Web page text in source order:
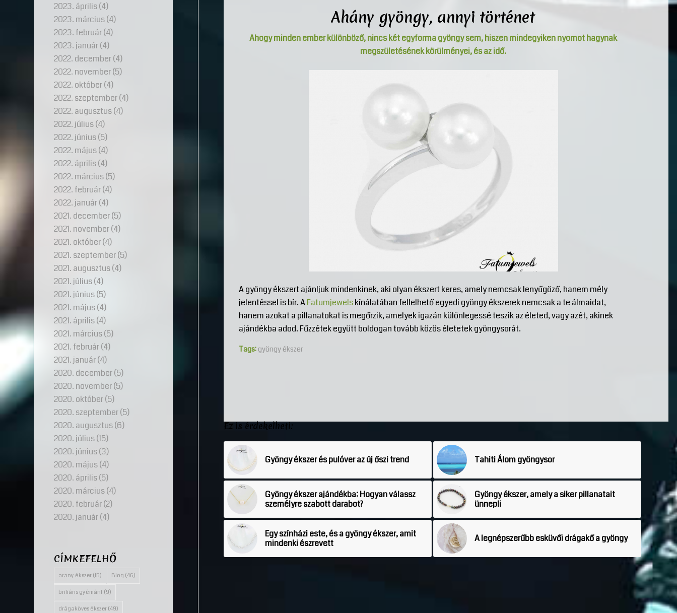
Ahány gyöngy, annyi történet
Ahogy minden ember különböző, nincs két egyforma gyöngy sem, hiszen mindegyiken nyomot hagynak
megszületésének körülményei, és az idő.
A gyöngy ékszert ajánljuk mindenkinek, aki olyan ékszert keres, amely nemcsak lenyűgöző, hanem mély
jelentéssel is bír. AFatumjewelskínálatában fellelhető egyedi gyöngy ékszerek nemcsak a te álmaidat,
hanem azokat a pillanatokat is megőrzik, amelyek igazán különlegessé teszik az életed, vagy azét, akinek
ajándékba adod. Fűzzétek együtt boldogan tovább közös életetek gyöngysorát.
Tags: gyöngy ékszer
Ez is érdekelheti:
Gyöngy ékszer és pulóver az új őszi trend Tahiti Álom gyöngysor
Gyöngy ékszer ajándékba: Hogyan válassz
személyre szabott darabot?
Gyöngy ékszer, amely a siker pillanatait
ünnepli
Egy színházi este, és a gyöngy ékszer, amit
mindenki észrevett
A legnépszerűbb esküvői drágakő a gyöngy
2023. április(4)
2023. március(4)
2023. február(4)
2023. január(4)
2022. december(4)
2022. november(5)
2022. október(4)
2022. szeptember(4)
2022. augusztus(4)
2022. július(4)
2022. június(5)
2022. május(4)
2022. április(4)
2022. március(5)
2022. február(4)
2022. január(4)
2021. december(5)
2021. november(4)
2021. október(4)
2021. szeptember(5)
2021. augusztus(4)
2021. július(4)
2021. június(5)
2021. május(4)
2021. április(4)
2021. március(5)
2021. február(4)
2021. január(4)
2020. december(5)
2020. november(5)
2020. október(5)
2020. szeptember(5)
2020. augusztus(6)
2020. július(15)
2020. június(3)
2020. május(4)
2020. április(5)
2020. március(4)
2020. február(2)
2020. január(4)
CÍMKEFELHŐ
arany ékszer (15) Blog (46)
briliáns gyémánt (9)
drágaköves ékszer (49)